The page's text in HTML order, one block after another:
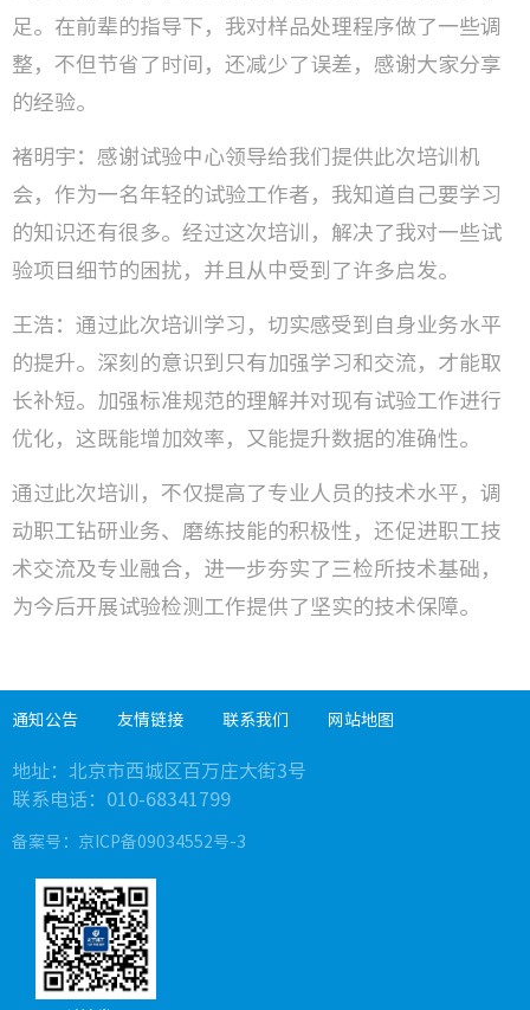
足。在前辈的指导下，我对样品处理程序做了一些调
整，不但节省了时间，还减少了误差，感谢大家分享
的经验。
褚明宇：感谢试验中心领导给我们提供此次培训机
会，作为一名年轻的试验工作者，我知道自己要学习
的知识还有很多。经过这次培训，解决了我对一些试
验项目细节的困扰，并且从中受到了许多启发。
王浩：通过此次培训学习，切实感受到自身业务水平
的提升。深刻的意识到只有加强学习和交流，才能取
长补短。加强标准规范的理解并对现有试验工作进行
优化，这既能增加效率，又能提升数据的准确性。
通过此次培训，不仅提高了专业人员的技术水平，调
动职工钻研业务、磨练技能的积极性，还促进职工技
术交流及专业融合，进一步夯实了三检所技术基础，
为今后开展试验检测工作提供了坚实的技术保障。
通知公告 友情链接 联系我们 网站地图
地址： 北京市西城区百万庄大街3号
联系电话：010-68341799
备案号： 京ICP备09034552号-3